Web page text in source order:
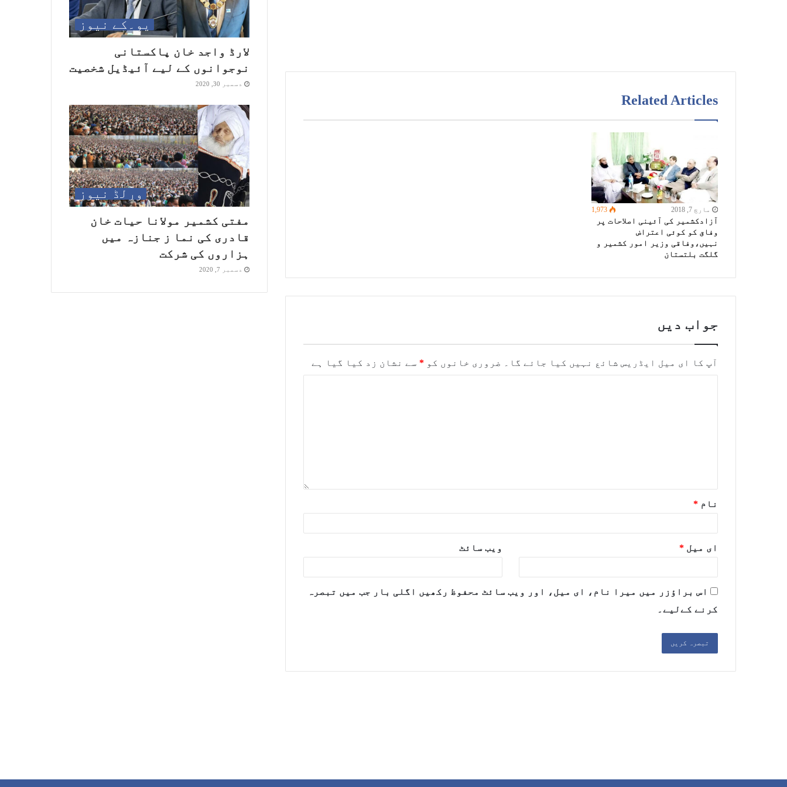
Related Articles
مارچ 7, 2018 1,973
آزادکشمیر کی آئینی اصلاحات پر
وفاق کو کوئی اعتراض
نہیں،وفاقی وزیر امور کشمیر و
گلگت بلتستان
جواب دیں
آپ کا ای میل ایڈریس شائع نہیں کیا جائے گا۔ ضروری خانوں کو * سے نشان زد کیا گیا ہے
نام *
ای میل * ویب‌ سائٹ
اس براؤزر میں میرا نام، ای میل، اور ویب سائٹ محفوظ رکھیں اگلی بار جب میں تبصرہ
کرنے کےلیے۔
یو۔کے نیوز
لارڈ واجد خان پاکستانی
نوجوانوں کے لیے آئیڈیل شخصیت
دسمبر 30, 2020
ورلڈ نیوز
مفتی کشمیر مولانا حیات خان
قادری کی نما ز جنازہ میں
ہزاروں کی شرکت
دسمبر 7, 2020